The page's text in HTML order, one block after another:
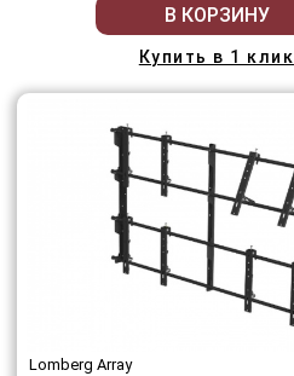
В КОРЗИНУ
Купить в 1 клик
Lomberg Array